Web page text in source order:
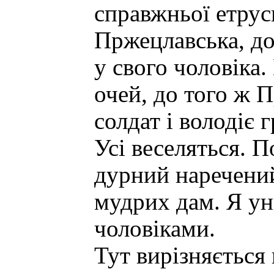
справжньої
Пржецлавська,
у свого
очей, до того ж
солдат і володіє
Усі веселяться.
дурний
мудрих дам. Я
чоловіками.
Тут